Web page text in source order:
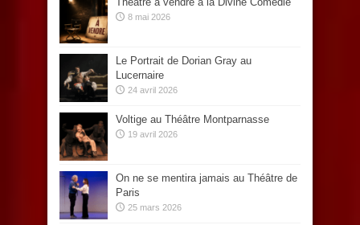
8 mai 2026
Le Portrait de Dorian Gray au
Lucernaire
24 avril 2026
Voltige au Théâtre Montparnasse
19 avril 2026
On ne se mentira jamais au Théâtre de
Paris
25 mars 2026